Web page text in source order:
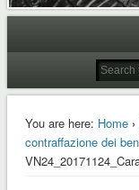
You are here: Home›
contraffazione dei